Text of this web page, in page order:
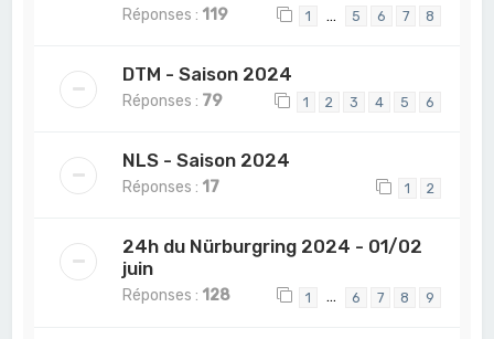
Réponses : 119 1 … 5 6 7 8
DTM - Saison 2024
Réponses : 79 1 2 3 4 5 6
NLS - Saison 2024
Réponses : 17 1 2
24h du Nürburgring 2024 - 01/02
juin
Réponses : 128 1 … 6 7 8 9